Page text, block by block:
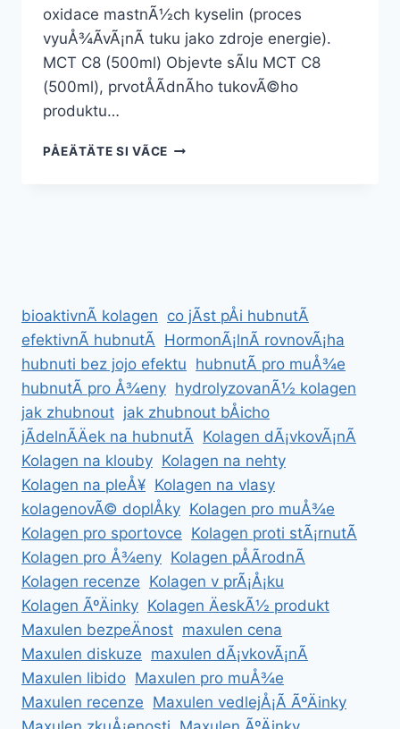
oxidace mastnÃ½ch kyselin (proces
vyuÅ¾Ã­vÃ¡nÃ­ tuku jako zdroje energie).
MCT C8 (500ml) Objevte sÃ­lu MCT C8
(500ml), prvotÅÃ­dnÃ­ho tukovÃ©ho
produktu…
PÅEÄTÄTE SI VÃ­CEBALÃ­
bioaktivnÃ­ kolagen co jÃ­st pÅi hubnutÃ­
efektivnÃ­ hubnutÃ­ HormonÃ¡lnÃ­ rovnovÃ¡ha
hubnuti bez jojo efektu hubnutÃ­ pro muÅ¾e
hubnutÃ­ pro Å¾eny hydrolyzovanÃ½ kolagen
jak zhubnout jak zhubnout bÅicho
jÃ­delnÃ­Äek na hubnutÃ­ Kolagen dÃ¡vkovÃ¡nÃ­
Kolagen na klouby Kolagen na nehty
Kolagen na pleÅ¥ Kolagen na vlasy
kolagenovÃ© doplÅky Kolagen pro muÅ¾e
Kolagen pro sportovce Kolagen proti stÃ¡rnutÃ­
Kolagen pro Å¾eny Kolagen pÅÃ­rodnÃ­
Kolagen recenze Kolagen v prÃ¡Å¡ku
Kolagen ÃºÄinky Kolagen ÄeskÃ½ produkt
Maxulen bezpeÄnost maxulen cena
Maxulen diskuze maxulen dÃ¡vkovÃ¡nÃ­
Maxulen libido Maxulen pro muÅ¾e
Maxulen recenze Maxulen vedlejÅ¡Ã­ ÃºÄinky